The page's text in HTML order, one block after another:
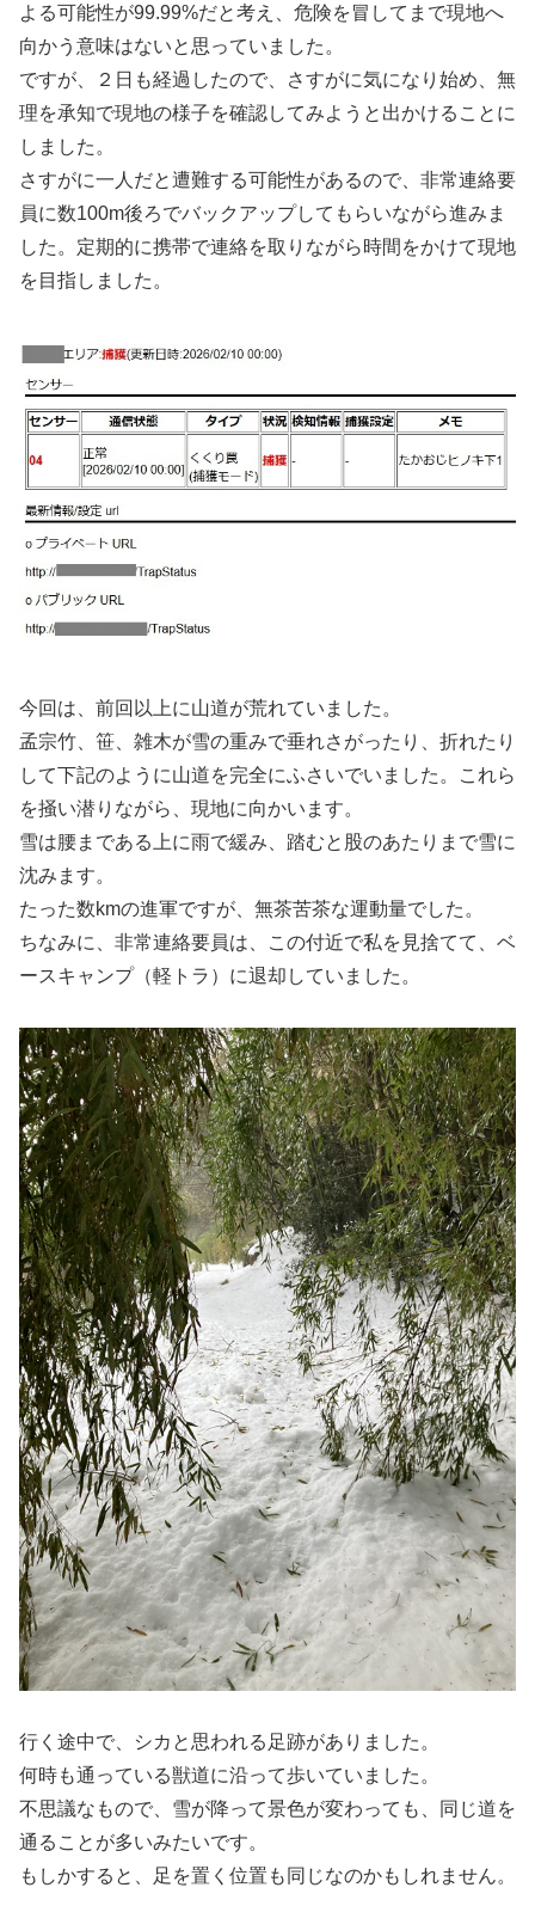
よる可能性が99.99%だと考え、危険を冒してまで現地へ
向かう意味はないと思っていました。
ですが、２日も経過したので、さすがに気になり始め、無
理を承知で現地の様子を確認してみようと出かけることに
しました。
さすがに一人だと遭難する可能性があるので、非常連絡要
員に数100m後ろでバックアップしてもらいながら進みま
した。定期的に携帯で連絡を取りながら時間をかけて現地
を目指しました。
今回は、前回以上に山道が荒れていました。
孟宗竹、笹、雑木が雪の重みで垂れさがったり、折れたり
して下記のように山道を完全にふさいでいました。これら
を掻い潜りながら、現地に向かいます。
雪は腰まである上に雨で緩み、踏むと股のあたりまで雪に
沈みます。
たった数kmの進軍ですが、無茶苦茶な運動量でした。
ちなみに、非常連絡要員は、この付近で私を見捨てて、ベ
ースキャンプ（軽トラ）に退却していました。
行く途中で、シカと思われる足跡がありました。
何時も通っている獣道に沿って歩いていました。
不思議なもので、雪が降って景色が変わっても、同じ道を
通ることが多いみたいです。
もしかすると、足を置く位置も同じなのかもしれません。